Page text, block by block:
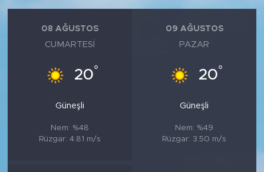
08 AĞUSTOS
CUMARTESI
20°
Güneşli
Nem: %48
Rüzgar: 4.81 m/s
09 AĞUSTOS
PAZAR
20°
Güneşli
Nem: %49
Rüzgar: 3.50 m/s
MEDYA KÖŞESİ
FOTO GALERİ
VİDEOLAR
ALINTI YAZARLAR